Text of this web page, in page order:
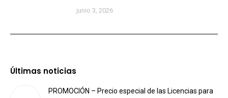
junio 3, 2026
Últimas noticias
PROMOCIÓN – Precio especial de las Licencias para